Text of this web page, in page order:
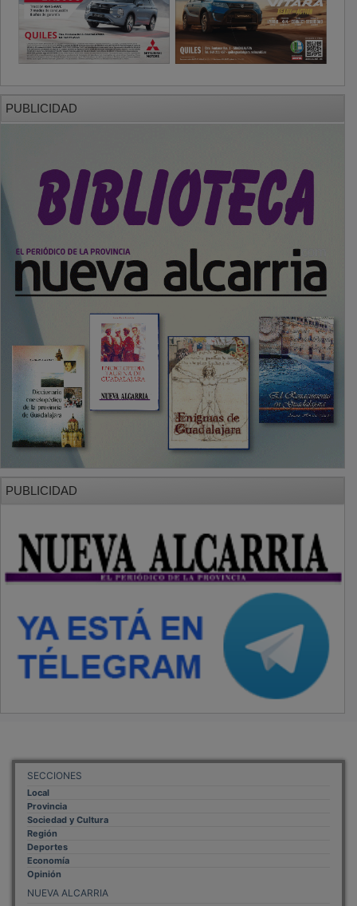
PUBLICIDAD
PUBLICIDAD
SECCIONES
Local
Provincia
Sociedad y Cultura
Región
Deportes
Economía
Opinión
NUEVA ALCARRIA